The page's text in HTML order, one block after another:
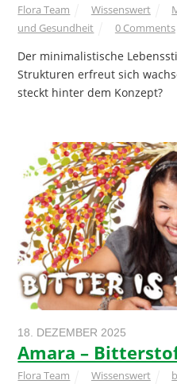
Flora Team Wissenswert
und Gesundheit
0 Comments
Der minimalistische
Strukturen erfreut sich
steckt hinter dem Konzept?
18. DEZEMBER 2025
Amara –
Flora Team Wissenswert